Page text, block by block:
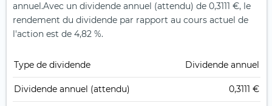
annuel.Avec un dividende annuel (attendu) de 0,3111 €, le
rendement du dividende par rapport au cours actuel de
l'action est de 4,82 %.
Type de dividende Dividende annuel
Dividende annuel (attendu) 0,3111 €